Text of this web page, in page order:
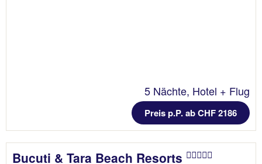
5 Nächte, Hotel + Flug
Preis p.P. ab CHF 2186
Bucuti & Tara Beach Resorts